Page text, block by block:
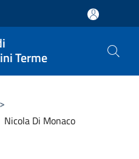
Terme
>
Nicola Di Monaco